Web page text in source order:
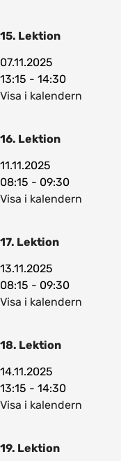
15. Lektion
07.11.2025
13:15 - 14:30
Visa i kalendern
16. Lektion
11.11.2025
08:15 - 09:30
Visa i kalendern
17. Lektion
13.11.2025
08:15 - 09:30
Visa i kalendern
18. Lektion
14.11.2025
13:15 - 14:30
Visa i kalendern
19. Lektion